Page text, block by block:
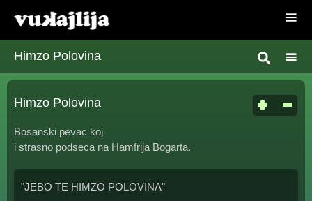
Himzo Polovina
Himzo Polovina
Bosanski pevac koj
i strasno podseca na Hamfrija Bogarta.
"JEBO TE HIMZO POLOVINA"